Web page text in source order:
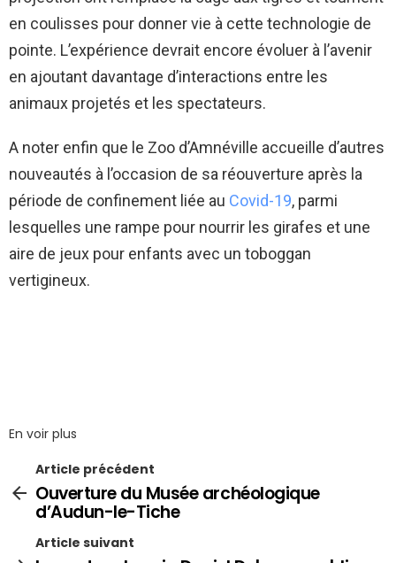
en coulisses pour donner vie à cette technologie de
pointe. L’expérience devrait encore évoluer à l’avenir
en ajoutant davantage d’interactions entre les
animaux projetés et les spectateurs.
A noter enfin que le Zoo d’Amnéville accueille d’autres
nouveautés à l’occasion de sa réouverture après la
période de confinement liée au Covid-19, parmi
lesquelles une rampe pour nourrir les girafes et une
aire de jeux pour enfants avec un toboggan
vertigineux.
En voir plus
Article précédent
Ouverture du Musée archéologique
d’Audun-le-Tiche
Article suivant